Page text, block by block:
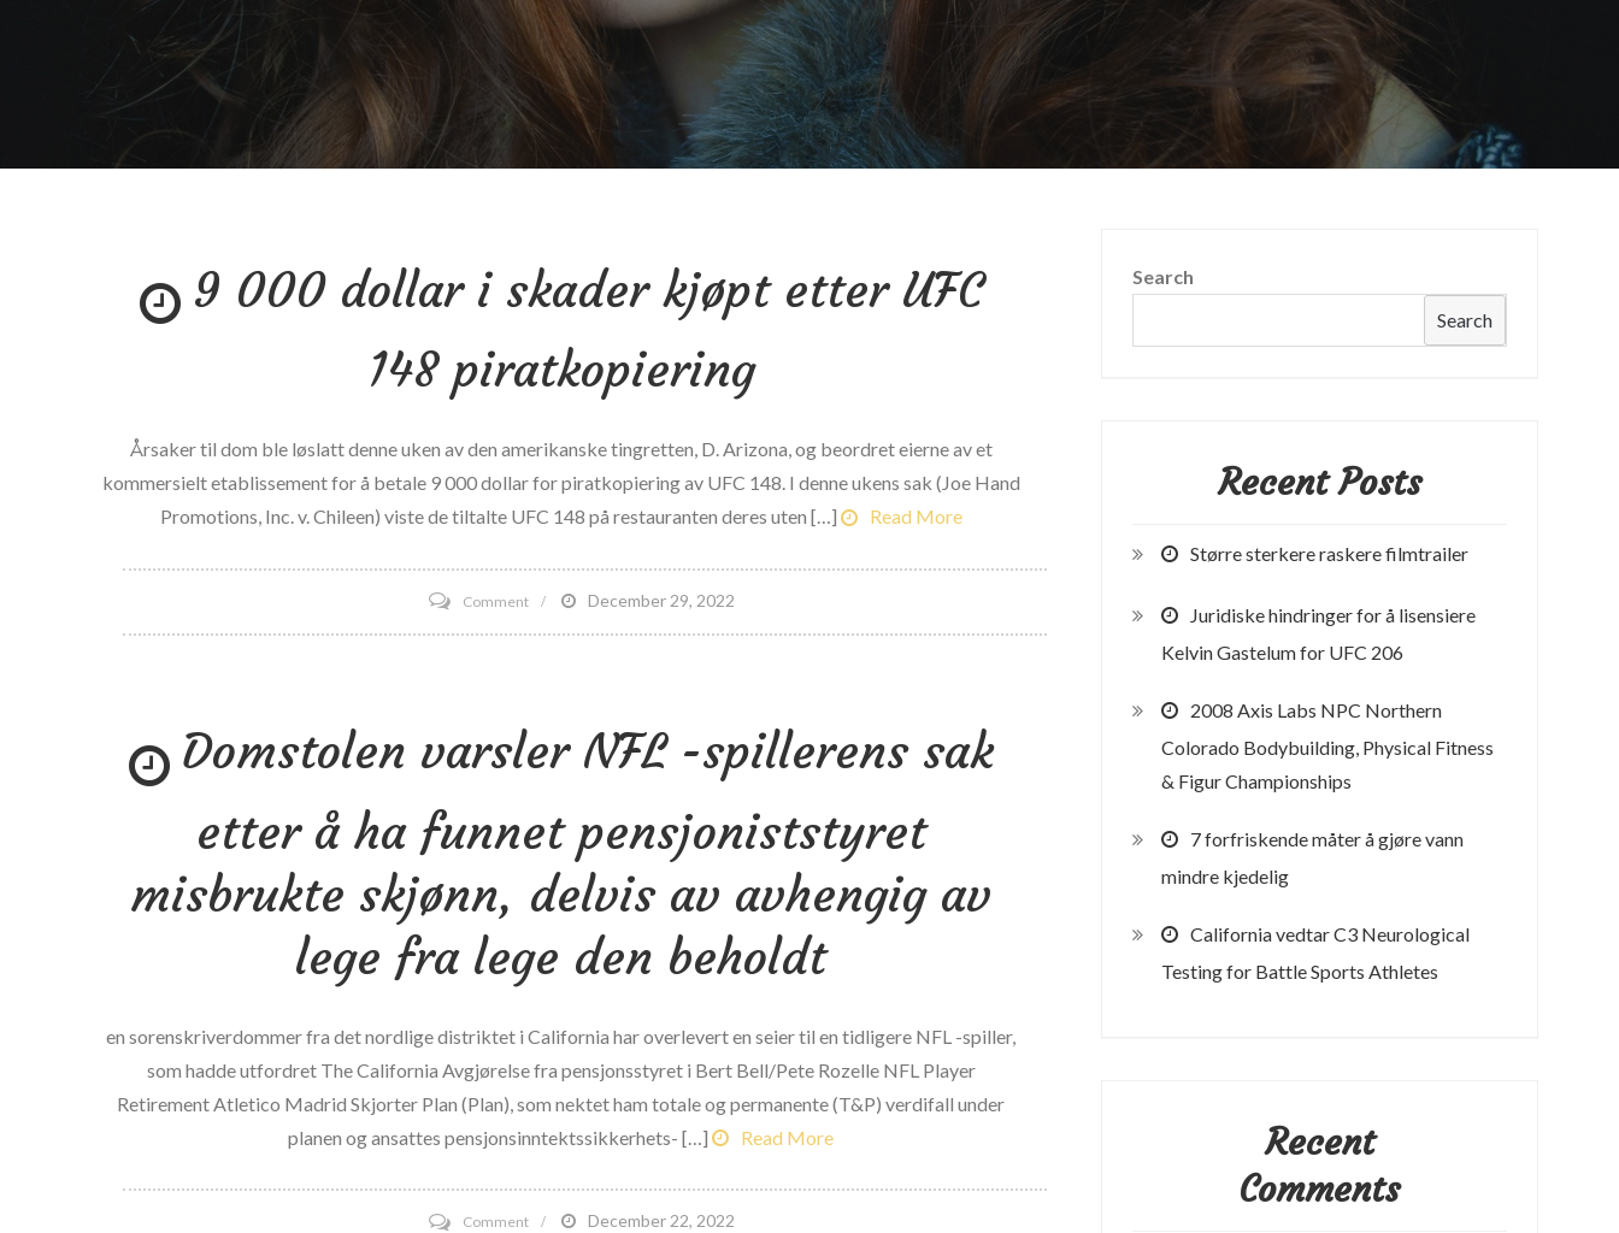
9 000 dollar i skader kjøpt etter UFC
148 piratkopiering
Årsaker til dom ble løslatt denne uken av den amerikanske tingretten, D. Arizona, og beordret eierne av et
kommersielt etablissement for å betale 9 000 dollar for piratkopiering av UFC 148. I denne ukens sak (Joe Hand
Promotions, Inc. v. Chileen) viste de tiltalte UFC 148 på restauranten deres uten […]
Read More
Commenton
9
skader
etter
148
piratkopiering
December 29, 2022
Domstolen varsler NFL -spillerens sak
etter å ha funnet pensjoniststyret
misbrukte skjønn, delvis av avhengig av
lege fra lege den beholdt
en sorenskriverdommer fra det nordlige distriktet i California har overlevert en seier til en tidligere NFL -spiller,
som hadde utfordret The California Avgjørelse fra pensjonsstyret i Bert Bell/Pete Rozelle NFL Player
Retirement Atletico Madrid Skjorter Plan (Plan), som nektet ham totale og permanente (T&P) verdifall under
planen og ansattes pensjonsinntektssikkerhets- […]
Read More
Commenton
December 22, 2022
Search
Search
Recent Posts
Større sterkere raskere filmtrailer
Juridiske hindringer for å lisensiere
Kelvin Gastelum for UFC 206
2008 Axis Labs NPC Northern
Colorado Bodybuilding, Physical Fitness
& Figur Championships
7 forfriskende måter å gjøre vann
mindre kjedelig
California vedtar C3 Neurological
Testing for Battle Sports Athletes
Recent
Comments